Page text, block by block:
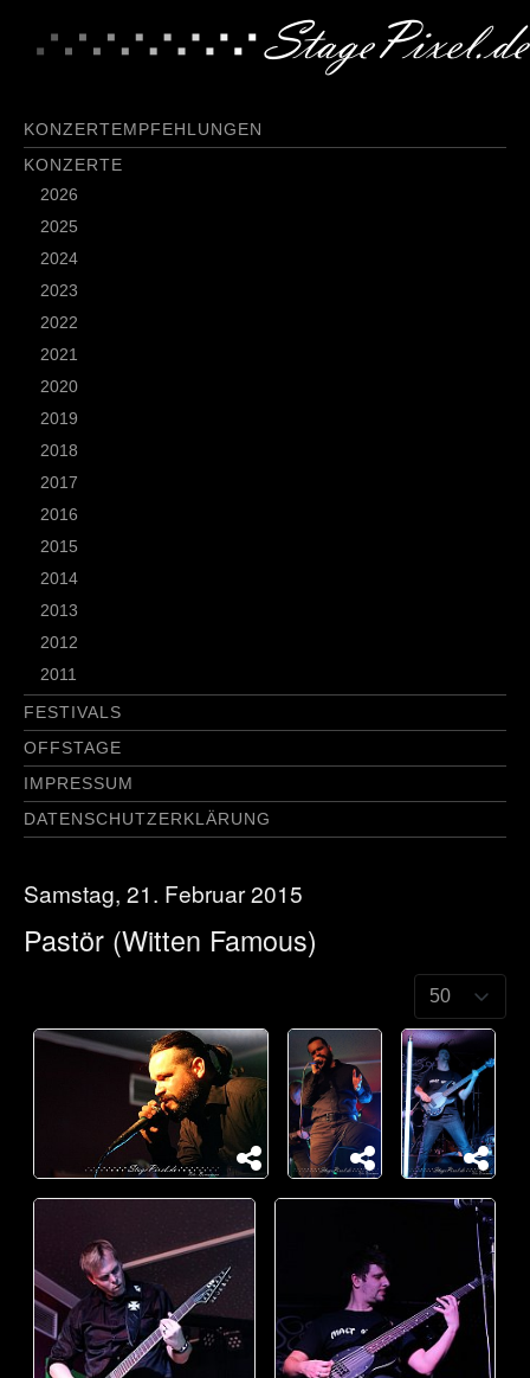
KONZERTEMPFEHLUNGEN
KONZERTE
2026
2025
2024
2023
2022
2021
2020
2019
2018
2017
2016
2015
2014
2013
2012
2011
FESTIVALS
OFFSTAGE
IMPRESSUM
DATENSCHUTZERKLÄRUNG
Samstag, 21. Februar 2015
Pastör (Witten Famous)